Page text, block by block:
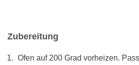
Zubereitung
Ofen auf 200 Grad vorheizen.